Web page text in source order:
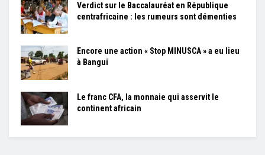
Verdict sur le Baccalauréat en République
centrafricaine : les rumeurs sont démenties
Encore une action « Stop MINUSCA » a eu lieu
à Bangui
Le franc CFA, la monnaie qui asservit le
continent africain